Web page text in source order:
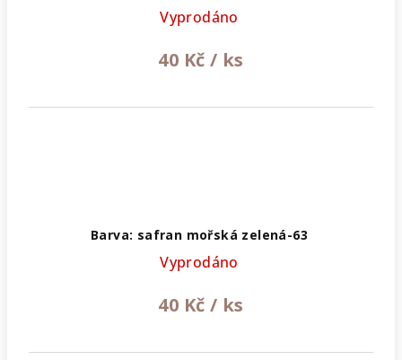
Vyprodáno
40 Kč / ks
Barva: safran mořská zelená-63
Vyprodáno
40 Kč / ks